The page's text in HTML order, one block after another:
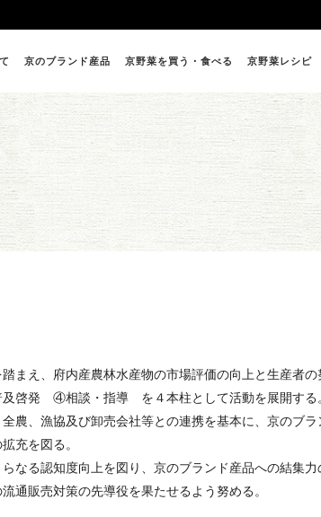
京のブランド産品 京野菜を買う・食べる 京野菜レシピ
まえ、府内産農林水産物の市場評価の向上と生産者の
発 ④相談・指導 を４本柱として活動を展開する
農、漁協及び卸売会社等との連携を基本に、京のブラ
充を図る。
なる認知度向上を図り、京のブランド産品への結集力
通販売対策の先導役を果たせるよう努める。